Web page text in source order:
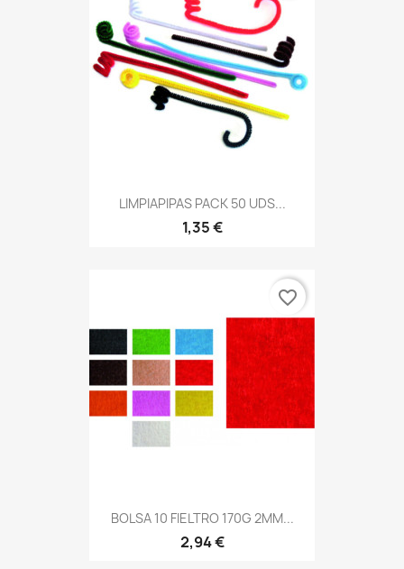
LIMPIAPIPAS PACK 50 UDS...
1,35 €
BOLSA 10 FIELTRO 170G 2MM...
2,94 €
favorite_border